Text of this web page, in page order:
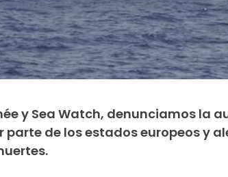
y Sea Watch, denunciamos la
parte de los estados europeos y